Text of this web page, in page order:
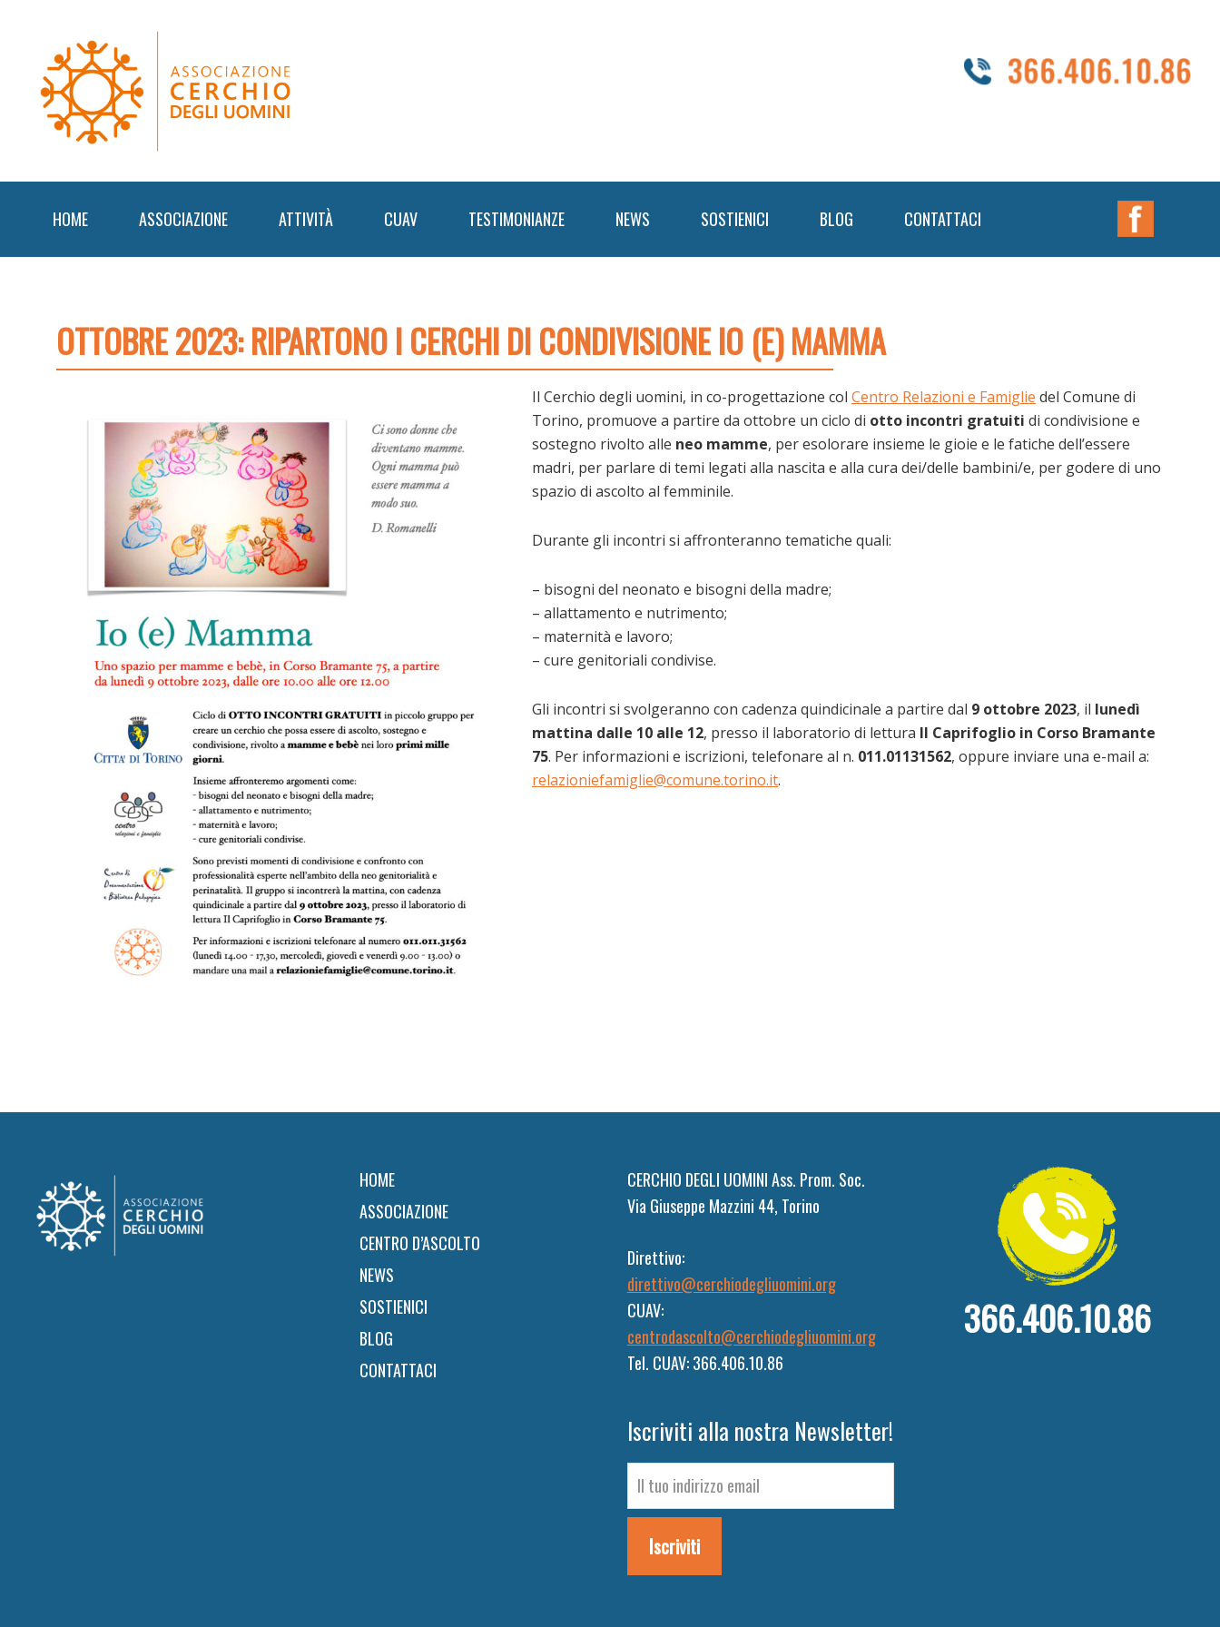
navigation
HOME ASSOCIAZIONE ATTIVITÀ CUAV TESTIMONIANZE NEWS SOSTIENICI BLOG CONTATTACI
Nav
Widget
Area
OTTOBRE 2023: RIPARTONO I CERCHI DI CONDIVISIONE IO (E) MAMMA
Il Cerchio degli uomini, in co-progettazione col Centro Relazioni e Famiglie del Comune di
Torino, promuove a partire da ottobre un ciclo di otto incontri gratuiti di condivisione e
sostegno rivolto alle neo mamme, per esolorare insieme le gioie e le fatiche dell’essere
madri, per parlare di temi legati alla nascita e alla cura dei/delle bambini/e, per godere di uno
spazio di ascolto al femminile.
Durante gli incontri si affronteranno tematiche quali:
– bisogni del neonato e bisogni della madre;
– allattamento e nutrimento;
– maternità e lavoro;
– cure genitoriali condivise.
Gli incontri si svolgeranno con cadenza quindicinale a partire dal 9 ottobre 2023, il lunedì
mattina dalle 10 alle 12, presso il laboratorio di lettura Il Caprifoglio in Corso Bramante
75. Per informazioni e iscrizioni, telefonare al n. 011.01131562, oppure inviare una e-mail a:
relazioniefamiglie@comune.torino.it.
Footer
HOME
ASSOCIAZIONE
CENTRO D’ASCOLTO
NEWS
SOSTIENICI
BLOG
CONTATTACI
CERCHIO DEGLI UOMINI Ass. Prom. Soc.
Via Giuseppe Mazzini 44, Torino
Direttivo:
direttivo@cerchiodegliuomini.org
CUAV:
centrodascolto@cerchiodegliuomini.org
Tel. CUAV: 366.406.10.86
Iscriviti alla nostra Newsletter!
366.406.10.86